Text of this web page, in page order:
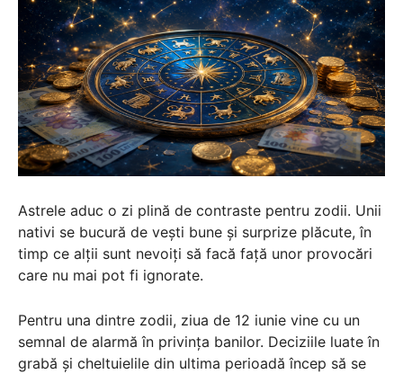
Astrele aduc o zi plină de contraste pentru zodii. Unii
nativi se bucură de vești bune și surprize plăcute, în
timp ce alții sunt nevoiți să facă față unor provocări
care nu mai pot fi ignorate.
Pentru una dintre zodii, ziua de 12 iunie vine cu un
semnal de alarmă în privința banilor. Deciziile luate în
grabă și cheltuielile din ultima perioadă încep să se